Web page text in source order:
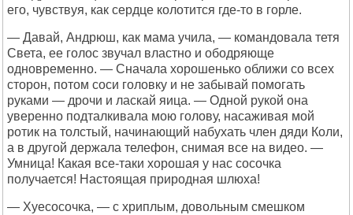
его, чувствуя, как сердце колотится где-то в горле.
— Давай, Андрюш, как мама учила, — командовала тетя
Света, ее голос звучал властно и ободряюще
одновременно. — Сначала хорошенько оближи со всех
сторон, потом соси головку и не забывай помогать
руками — дрочи и ласкай яица. — Одной рукой она
уверенно подталкивала мою голову, насаживая мой
ротик на толстый, начинающий набухать член дяди Коли,
а в другой держала телефон, снимая все на видео. —
Умница! Какая все-таки хорошая у нас сосочка
получается! Настоящая природная шлюха!
— Хуесосочка, — с хриплым, довольным смешком